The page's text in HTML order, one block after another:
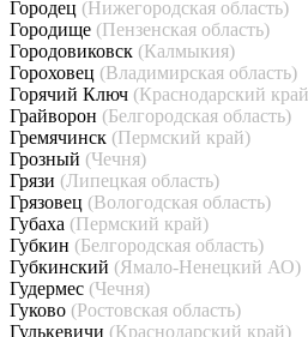
Городец (Нижегородская область)
Городище (Пензенская область)
Городовиковск (Калмыкия)
Гороховец (Владимирская область)
Горячий Ключ (Краснодарский
Грайворон (Белгородская область)
Гремячинск (Пермский край)
Грозный (Чечня)
Грязи (Липецкая область)
Грязовец (Вологодская область)
Губаха (Пермский край)
Губкин (Белгородская область)
Губкинский (Ямало-Ненецкий АО)
Гудермес (Чечня)
Гуково (Ростовская область)
Гулькевичи (Краснодарский край)